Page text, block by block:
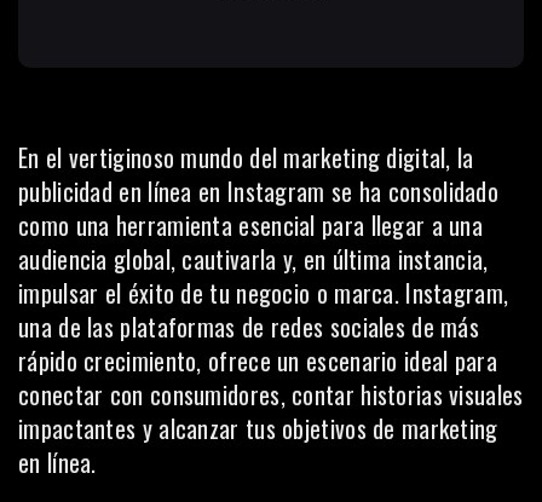
En el vertiginoso mundo del marketing digital, la
publicidad en línea en Instagram se ha consolidado
como una herramienta esencial para llegar a una
audiencia global, cautivarla y, en última instancia,
impulsar el éxito de tu negocio o marca. Instagram,
una de las plataformas de redes sociales de más
rápido crecimiento, ofrece un escenario ideal para
conectar con consumidores, contar historias visuales
impactantes y alcanzar tus objetivos de marketing
en línea.